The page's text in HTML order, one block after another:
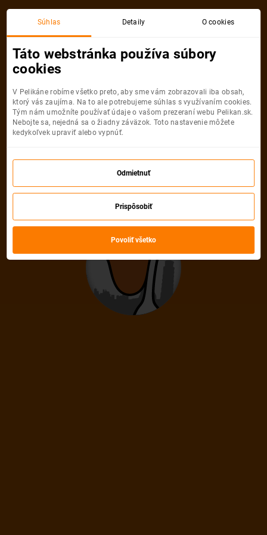
Akciová letenka
už nie je dostupná
Vybrať inú akciovú letenku
Súhlas Detaily O cookies
Táto webstránka používa súbory
cookies
V Pelikáne robíme všetko preto, aby sme vám zobrazovali iba obsah,
ktorý vás zaujíma. Na to ale potrebujeme súhlas s využívaním cookies.
Tým nám umožníte používať údaje o vašom prezeraní webu Pelikan.sk.
Nebojte sa, nejedná sa o žiadny záväzok. Toto nastavenie môžete
kedykoľvek upraviť alebo vypnúť.
Odmietnuť
Prispôsobiť
Povoliť všetko